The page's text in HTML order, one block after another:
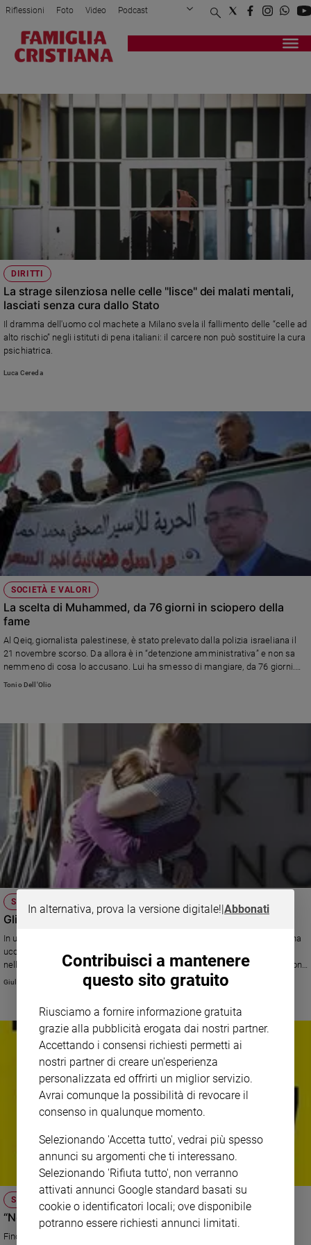
Attualità
Politica
Economia
Legalità
Sport
Papa
Papa
Chiesa
Chiesa
e
Santi
e
Parola
del
giorno
Santo
del
giorno
Società
e
valori
e
settimana
Migranti
Diversità
e
inclusione
Costume
Cultura
e
Sanremo
2026
Cinema,
streaming
Musica
Famiglia
educazione
Genitori
figli
Nonni
Coppia
Scuola
Riflessioni Foto Video Podcast
Privacy Policy Chi siamo
Registrati Redazione
DIRITTI
La strage silenziosa nelle celle "lisce" dei malati mentali,
lasciati senza cura dallo Stato
Il dramma dell'uomo col machete a Milano svela il fallimento delle “celle ad
alto rischio” negli istituti di pena italiani: il carcere non può sostituire la cura
psichiatrica.
Luca Cereda
SOCIETÀ E VALORI
La scelta di Muhammed, da 76 giorni in sciopero della
fame
Al Qeiq, giornalista palestinese, è stato prelevato dalla polizia israeliana il
21 novembre scorso. Da allora è in “detenzione amministrativa” e non sa
nemmeno di cosa lo accusano. Lui ha smesso di mangiare, da 76 giorni.
Anche ora che è in pericolo di vita.
Tonio Dell'Olio
SPARATORIA NEL CAMPUS
Gli Usa, le armi e l'atroce "routine" delle stragi
In un campus dell'Oregon un uomo di 26 anni, armato di pistole e fucile, ha
ucciso dieci studenti. Di fronte al nuovo massacro, a tre mesi da quello
nella chiesa di Charleston, Obama torna a chiedere con forza l'approvazione
di misure restrittive sulla vendita e detenzione di armi negli Usa.
Giulia Cerqueti
SMS SOLIDALE PER BAMBINISENZASBARRE
“Non un mio crimine, ma una mia condanna”
Fino al 18 maggio si può sostenere la campagna di raccolta fondi per
In alternativa, prova la versione digitale!|Abbonati
Contribuisci a mantenere
questo sito gratuito
Riusciamo a fornire informazione gratuita
grazie alla pubblicità erogata dai nostri partner.
Accettando i consensi richiesti permetti ai
nostri partner di creare un'esperienza
personalizzata ed offrirti un miglior servizio.
Avrai comunque la possibilità di revocare il
consenso in qualunque momento.
Selezionando 'Accetta tutto', vedrai più spesso
annunci su argomenti che ti interessano.
Selezionando 'Rifiuta tutto', non verranno
attivati annunci Google standard basati su
cookie o identificatori locali; ove disponibile
potranno essere richiesti annunci limitati.